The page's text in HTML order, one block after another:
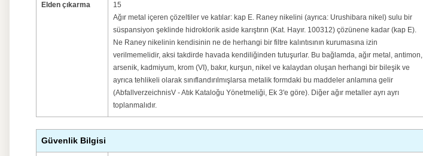
Elden çıkarma
15
Ağır metal içeren çözeltiler ve katılar: kap E. Raney nikelini (ayrıca: Urushibara nikel) sulu bir
süspansiyon şeklinde hidroklorik aside karıştırın (Kat. Hayır. 100312) çözünene kadar (kap E).
Ne Raney nikelinin kendisinin ne de herhangi bir filtre kalıntısının kurumasına izin
verilmemelidir, aksi takdirde havada kendiliğinden tutuşurlar. Bu bağlamda, ağır metal, antimon,
arsenik, kadmiyum, krom (VI), bakır, kurşun, nikel ve kalaydan oluşan herhangi bir bileşik ve
ayrıca tehlikeli olarak sınıflandırılmışlarsa metalik formdaki bu maddeler anlamına gelir
(AbfallverzeichnisV - Atık Kataloğu Yönetmeliği, Ek 3'e göre). Diğer ağır metaller ayrı ayrı
toplanmalıdır.
Güvenlik Bilgisi